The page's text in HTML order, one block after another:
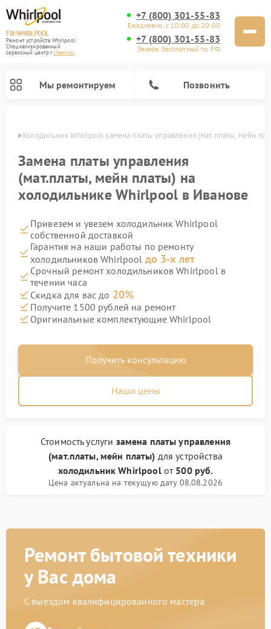
FIX-WHIRLPOOL
Ремонт устройств Whirlpool
Специализированный
cервисный центр г.Иваново
+7 (800) 301-55-83
Ежедневно, с 10:00 до 20:00
+7 (800) 301-55-83
Звонок бесплатный по РФ
Мы ремонтируем Позвонить
Холодильник Whirlpool замена платы управления (мат.платы, мейн
Замена платы управления
(мат.платы, мейн платы) на
холодильнике Whirlpool в Иванове
Привезем и увезем холодильник Whirlpool
собственной доставкой
Гарантия на наши работы по ремонту
холодильников Whirlpool до 3-х лет
Срочный ремонт холодильников Whirlpool в
течении часа
Скидка для вас до 20%
Получите 1500 рублей на ремонт
Оригинальные комплектующие Whirlpool
Получить консультацию
Наши цены
Стоимость услуги замена платы управления
(мат.платы, мейн платы) для устройства
холодильник Whirlpoolот 500 руб.
Цена актуальна на текущую дату 08.08.2026
Ремонт бытовой техники
у Вас дома
С выездом квалифицированного мастера